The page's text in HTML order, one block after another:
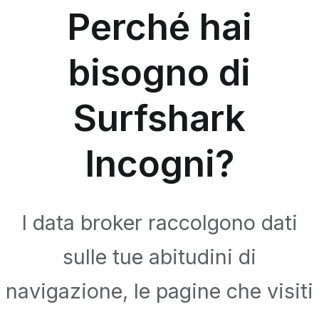
Perché hai
bisogno di
Surfshark
Incogni?
I data broker raccolgono dati
sulle tue abitudini di
navigazione, le pagine che visiti